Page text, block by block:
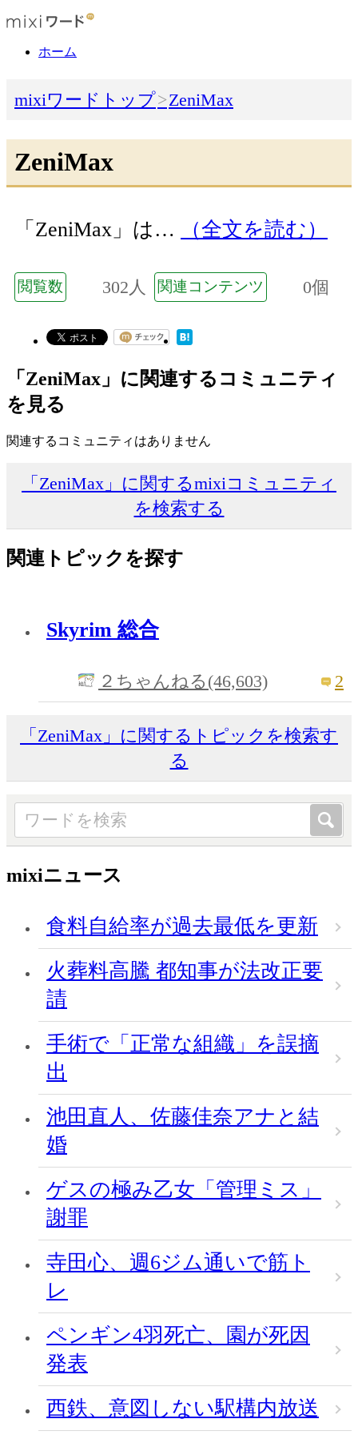
ホーム
mixiワードトップ ZeniMax
ZeniMax
「ZeniMax」は… （全文を読む）
閲覧数 302人 関連コンテンツ 0個
「ZeniMax」に関連するコミュニティ
を見る
関連するコミュニティはありません
「ZeniMax」に関するmixiコミュニティ
を検索する
関連トピックを探す
Skyrim 総合
２ちゃんねる(46,603) 2
「ZeniMax」に関するトピックを検索す
る
mixiニュース
食料自給率が過去最低を更新
火葬料高騰 都知事が法改正要
請
手術で「正常な組織」を誤摘
出
池田直人、佐藤佳奈アナと結
婚
ゲスの極み乙女「管理ミス」
謝罪
寺田心、週6ジム通いで筋ト
レ
ペンギン4羽死亡、園が死因
発表
西鉄、意図しない駅構内放送